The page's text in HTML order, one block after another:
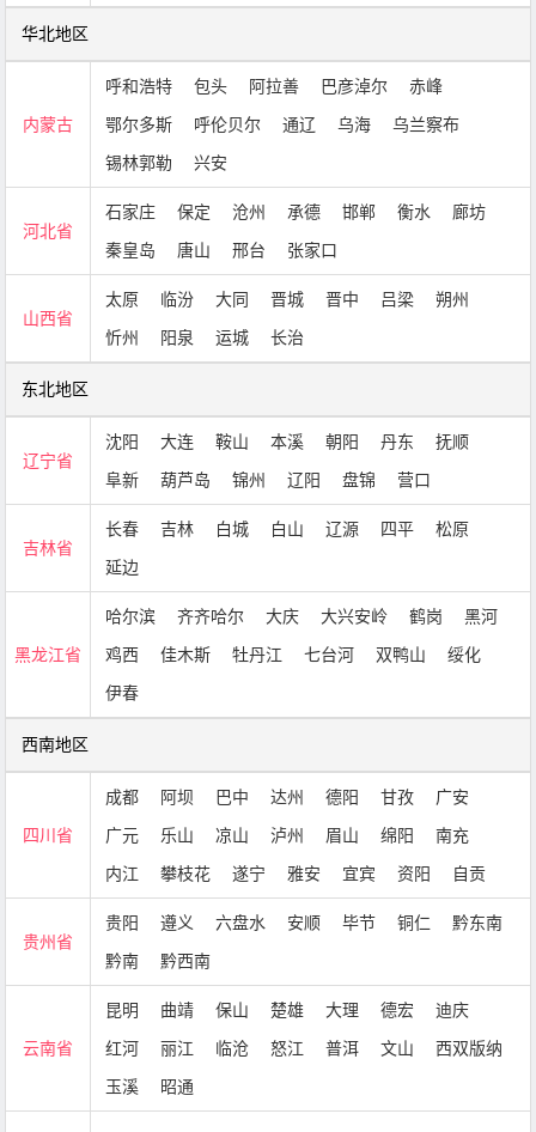
华北地区
内蒙古
呼和浩特 包头 阿拉善 巴彦淖尔
赤峰
鄂尔多斯
呼伦贝尔 通辽 乌海
乌兰察布
锡林郭勒
兴安
河北省
石家庄 保定 沧州 承德 邯郸 衡水
廊坊
秦皇岛
唐山 邢台 张家口
山西省
太原 临汾 大同 晋城 晋中 吕梁
朔州
忻州
阳泉 运城 长治
东北地区
辽宁省
沈阳 大连 鞍山 本溪 朝阳 丹东
抚顺
阜新
葫芦岛 锦州 辽阳 盘锦 营口
吉林省
长春 吉林 白城 白山 辽源 四平
松原
延边
黑龙江省
哈尔滨 齐齐哈尔 大庆 大兴安岭 鹤岗
黑河
鸡西
佳木斯 牡丹江 七台河 双鸭山
绥化
伊春
西南地区
四川省
成都 阿坝 巴中 达州 德阳 甘孜
广安
广元
乐山 凉山 泸州 眉山 绵阳
南充
内江
攀枝花 遂宁 雅安 宜宾 资阳 自贡
贵州省
贵阳 遵义 六盘水 安顺 毕节 铜仁
黔东南
黔南
黔西南
云南省
昆明 曲靖 保山 楚雄 大理 德宏
迪庆
红河
丽江 临沧 怒江 普洱 文山
西双版纳
玉溪
昭通